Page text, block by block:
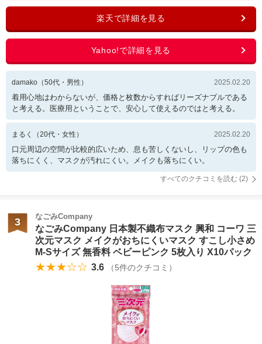
damako （50代・ 男性 ） 2025.02.20
着用心地はわからないが、価格と枚数からすればリーズナブルである
と考える。医療用ということで、安心して使えるのではと考える。
まるく （20代・ 女性 ） 2025.02.20
口元周辺の空間が比較的広いため、息も苦しくないし、リップの色も
落ちにくく、マスクが汚れにくい。メイクも落ちにくい。
すべてのクチコミを読む (2)
3 なごみCompany
なごみCompany 日本製不織布マスク 興和 コーワ 三
次元マスク メイクがおちにくいマスク すこし小さめ
M-Sサイズ 無香料 ベビーピンク 5枚入り X10パック
★★★☆☆ 3.6 （5件のクチコミ）